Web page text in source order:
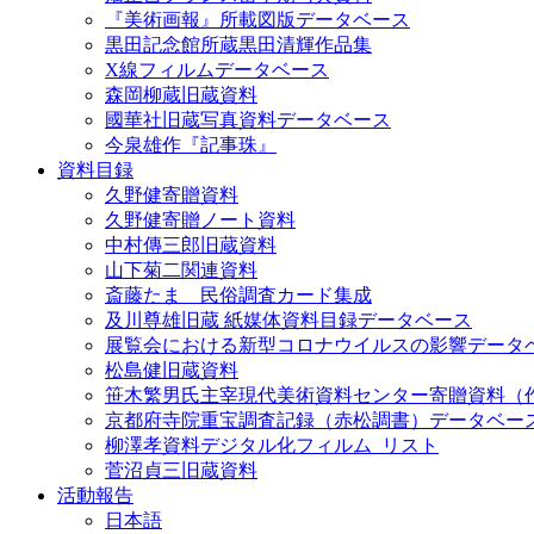
『美術画報』所載図版データベース
黒田記念館所蔵黒田清輝作品集
X線フィルムデータベース
森岡柳蔵旧蔵資料
國華社旧蔵写真資料データベース
今泉雄作『記事珠』
資料目録
久野健寄贈資料
久野健寄贈ノート資料
中村傳三郎旧蔵資料
山下菊二関連資料
斎藤たま 民俗調査カード集成
及川尊雄旧蔵 紙媒体資料目録データベース
展覧会における新型コロナウイルスの影響データ
松島健旧蔵資料
笹木繁男氏主宰現代美術資料センター寄贈資料（
京都府寺院重宝調査記録（赤松調書）データベー
柳澤孝資料デジタル化フィルム_リスト
菅沼貞三旧蔵資料
活動報告
日本語